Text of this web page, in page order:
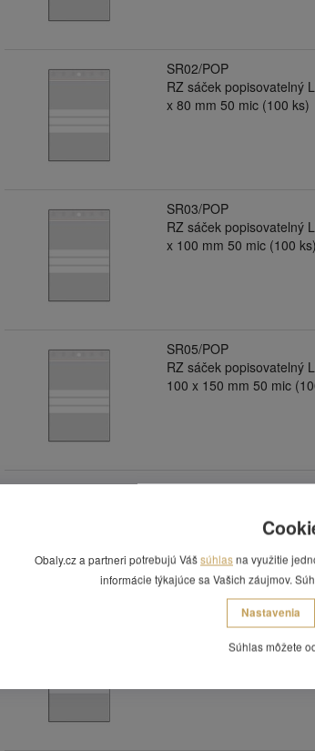
SR02/POP
RZ sáček popisovatelný
x 80 mm 50 mic (100 ks)
SR03/POP
RZ sáček popisovatelný
x 100 mm 50 mic (100 ks)
SR05/POP
RZ sáček popisovatelný
100 x 150 mm 50 mic
SR13/POP
120 x 180 mm 50 mic
SR30/POP
RZ sáček popisovatelný
Obaly.cz a partneri potrebujú Vášsúhlasna využitie
informácie týkajúce sa Vašich záujmov.
Nastavenia
Súhlas môžete